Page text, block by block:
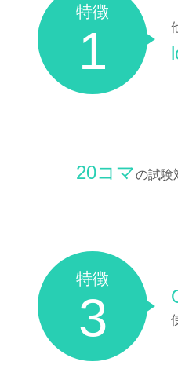
特徴
1
20コマの試験
特徴
3